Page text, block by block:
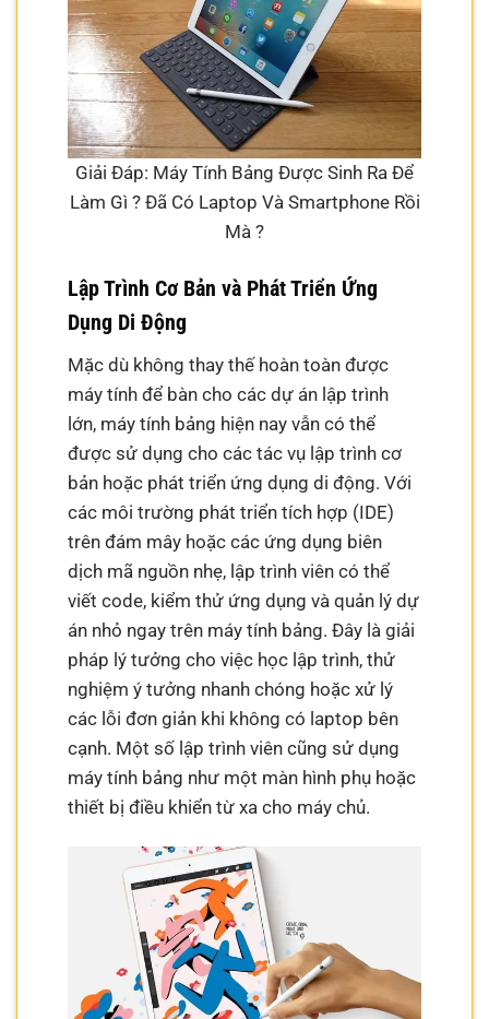
Giải Đáp: Máy Tính Bảng Được Sinh Ra Để
Làm Gì ? Đã Có Laptop Và Smartphone Rồi
Mà ?
Lập Trình Cơ Bản và Phát Triển Ứng
Dụng Di Động
Mặc dù không thay thế hoàn toàn được
máy tính để bàn cho các dự án lập trình
lớn, máy tính bảng hiện nay vẫn có thể
được sử dụng cho các tác vụ lập trình cơ
bản hoặc phát triển ứng dụng di động. Với
các môi trường phát triển tích hợp (IDE)
trên đám mây hoặc các ứng dụng biên
dịch mã nguồn nhẹ, lập trình viên có thể
viết code, kiểm thử ứng dụng và quản lý dự
án nhỏ ngay trên máy tính bảng. Đây là giải
pháp lý tưởng cho việc học lập trình, thử
nghiệm ý tưởng nhanh chóng hoặc xử lý
các lỗi đơn giản khi không có laptop bên
cạnh. Một số lập trình viên cũng sử dụng
máy tính bảng như một màn hình phụ hoặc
thiết bị điều khiển từ xa cho máy chủ.